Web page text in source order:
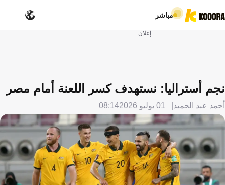
مباشر
إعلان
نجم أستراليا: نستهدف كسر اللعنة أمام مصر
أحمد عبد الحميد 01 يوليو 2026 08:14